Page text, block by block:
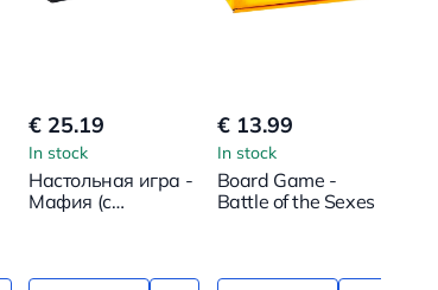
€ 25.19
In stock
Настольная игра -
Мафия (с
€ 13.99
In stock
Board Game -
Battle of the Sexes